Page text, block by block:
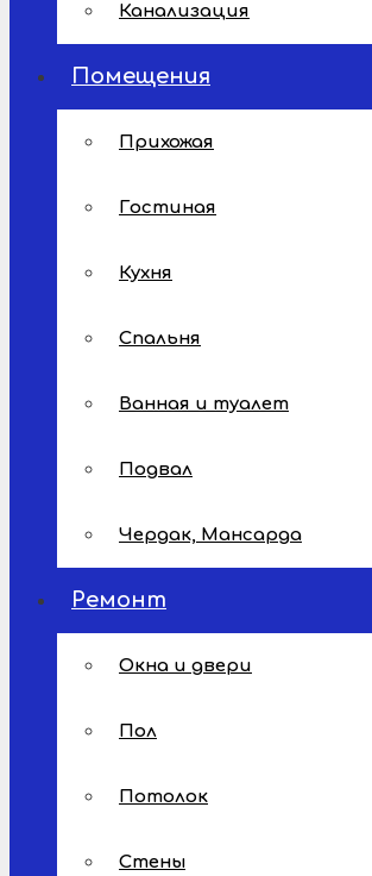
Канализация
Помещения
Прихожая
Гостиная
Кухня
Спальня
Ванная и туалет
Подвал
Чердак, Мансарда
Ремонт
Окна и двери
Пол
Потолок
Стены